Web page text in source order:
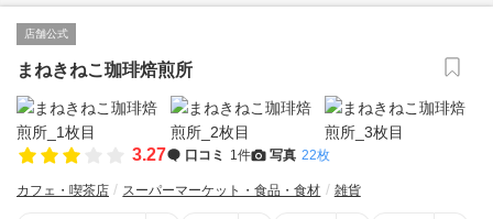
店舗公式
まねきねこ珈琲焙煎所
3.27 口コミ 1件 写真 22枚
カフェ・喫茶店 スーパーマーケット・食品・食材 雑貨